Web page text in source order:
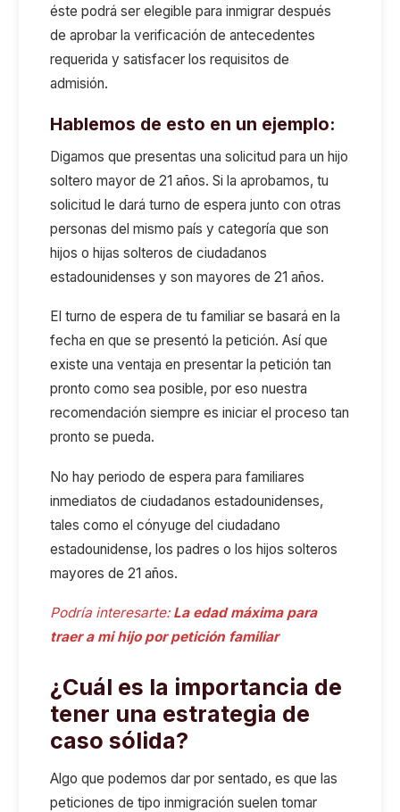
éste podrá ser elegible para inmigrar después
de aprobar la verificación de antecedentes
requerida y satisfacer los requisitos de
admisión.
Hablemos de esto en un ejemplo:
Digamos que presentas una solicitud para un hijo
soltero mayor de 21 años. Si la aprobamos, tu
solicitud le dará turno de espera junto con otras
personas del mismo país y categoría que son
hijos o hijas solteros de ciudadanos
estadounidenses y son mayores de 21 años.
El turno de espera de tu familiar se basará en la
fecha en que se presentó la petición. Así que
existe una ventaja en presentar la petición tan
pronto como sea posible, por eso nuestra
recomendación siempre es iniciar el proceso tan
pronto se pueda.
No hay periodo de espera para familiares
inmediatos de ciudadanos estadounidenses,
tales como el cónyuge del ciudadano
estadounidense, los padres o los hijos solteros
mayores de 21 años.
Podría interesarte: La edad máxima para
traer a mi hijo por petición familiar
¿Cuál es la importancia de
tener una estrategia de
caso sólida?
Algo que podemos dar por sentado, es que las
peticiones de tipo inmigración suelen tomar